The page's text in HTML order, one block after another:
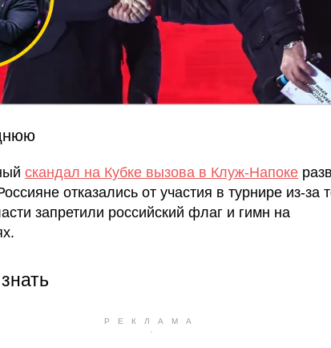
скандал на Кубке вызова в Клуж-Напоке
отказались от участия в турнире из-за
запретили российский флаг и гимн на